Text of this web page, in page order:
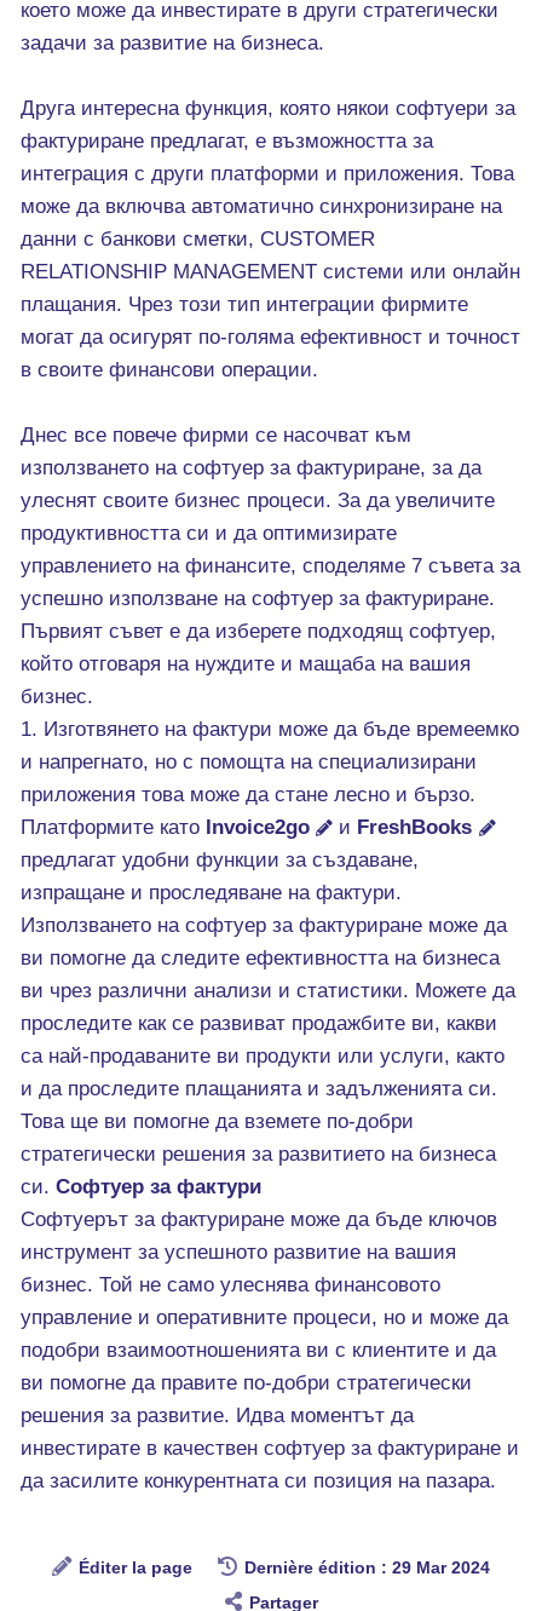
което може да инвестирате в други стратегически
задачи за развитие на бизнеса.
Друга интересна функция, която някои софтуери за
фактуриране предлагат, е възможността за
интеграция с други платформи и приложения. Това
може да включва автоматично синхронизиране на
данни с банкови сметки, CUSTOMER
RELATIONSHIP MANAGEMENT системи или онлайн
плащания. Чрез този тип интеграции фирмите
могат да осигурят по-голяма ефективност и точност
в своите финансови операции.
Днес все повече фирми се насочват към
използването на софтуер за фактуриране, за да
улеснят своите бизнес процеси. За да увеличите
продуктивността си и да оптимизирате
управлението на финансите, споделяме 7 съвета за
успешно използване на софтуер за фактуриране.
Първият съвет е да изберете подходящ софтуер,
който отговаря на нуждите и мащаба на вашия
бизнес.
1. Изготвянето на фактури може да бъде времеемко
и напрегнато, но с помощта на специализирани
приложения това може да стане лесно и бързо.
Платформите като Invoice2go и FreshBooks
предлагат удобни функции за създаване,
изпращане и проследяване на фактури.
Използването на софтуер за фактуриране може да
ви помогне да следите ефективността на бизнеса
ви чрез различни анализи и статистики. Можете да
проследите как се развиват продажбите ви, какви
са най-продаваните ви продукти или услуги, както
и да проследите плащанията и задълженията си.
Това ще ви помогне да вземете по-добри
стратегически решения за развитието на бизнеса
си. Софтуер за фактури
Софтуерът за фактуриране може да бъде ключов
инструмент за успешното развитие на вашия
бизнес. Той не само улеснява финансовото
управление и оперативните процеси, но и може да
подобри взаимоотношенията ви с клиентите и да
ви помогне да правите по-добри стратегически
решения за развитие. Идва моментът да
инвестирате в качествен софтуер за фактуриране и
да засилите конкурентната си позиция на пазара.
Éditer la page
Dernière édition : 29 Mar 2024
Partager